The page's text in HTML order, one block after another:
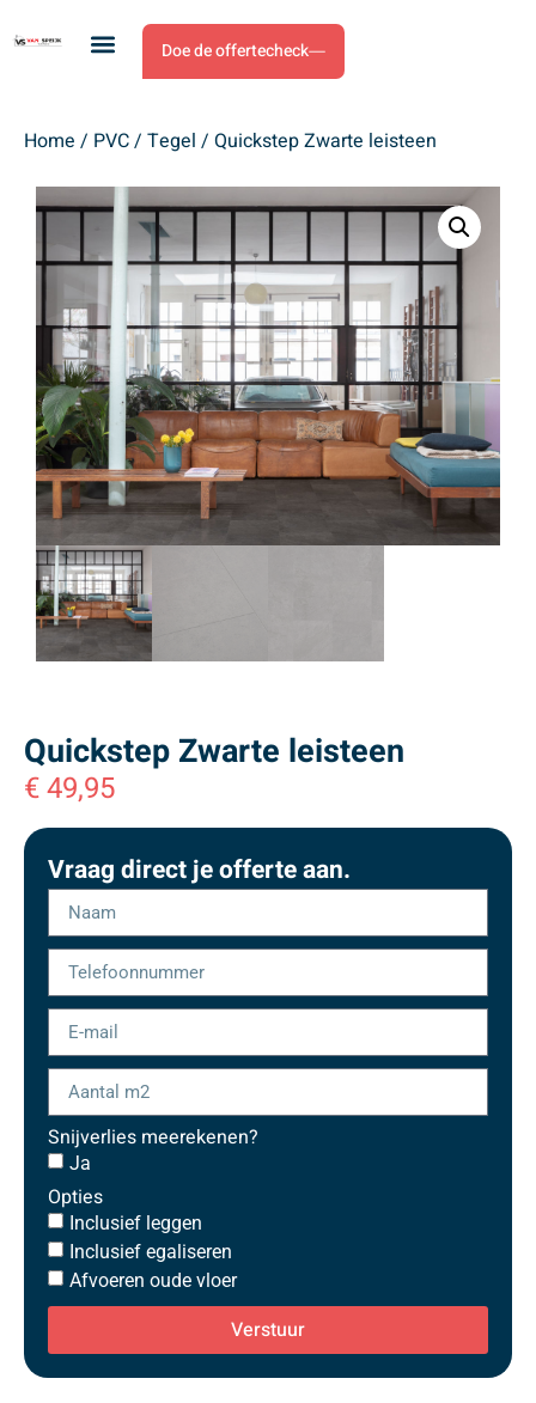
Doe de offertecheck
Home / PVC/ Tegel / Quickstep Zwarte leisteen
Quickstep Zwarte leisteen
€49,95
Vraag direct je offerte aan.
Snijverlies meerekenen?
Ja
Opties
Inclusief leggen
Inclusief egaliseren
Afvoeren oude vloer
Verstuur